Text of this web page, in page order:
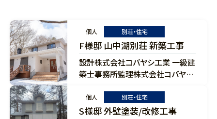
個人 別荘・住宅
F様邸 山中湖別荘 新築工事
設計株式会社コバヤシ工業 一級建
築士事務所監理株式会社コバヤシ
中湖村構造木造 在来軸組工法規
模延床面積：-㎡完成2025年12月
個人 別荘・住宅
S様邸 外壁塗装/改修工事